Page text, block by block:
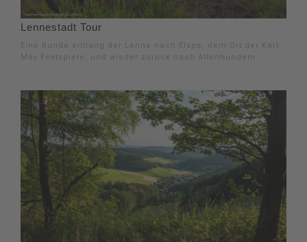
Lennestadt Tour
Eine Runde entlang der Lenne nach Elspe, dem Ort der Karl
May Festspiele, und wieder zurück nach Altenhundem.